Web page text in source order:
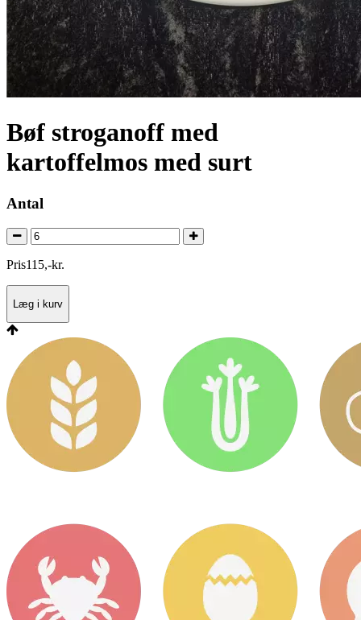
Bøf stroganoff med
kartoffelmos med surt
Antal
Pris115,-kr.
Læg i kurv